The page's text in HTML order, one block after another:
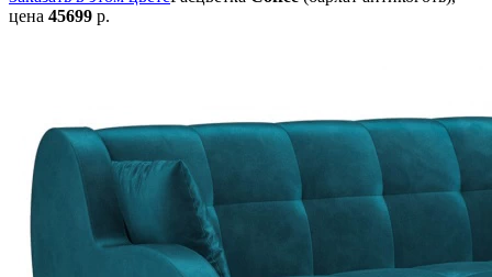
цена 45699 р.